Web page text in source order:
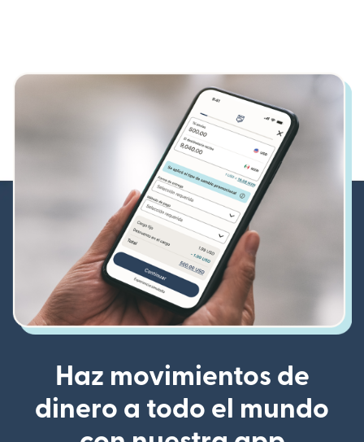
Haz movimientos de
dinero a todo el mundo